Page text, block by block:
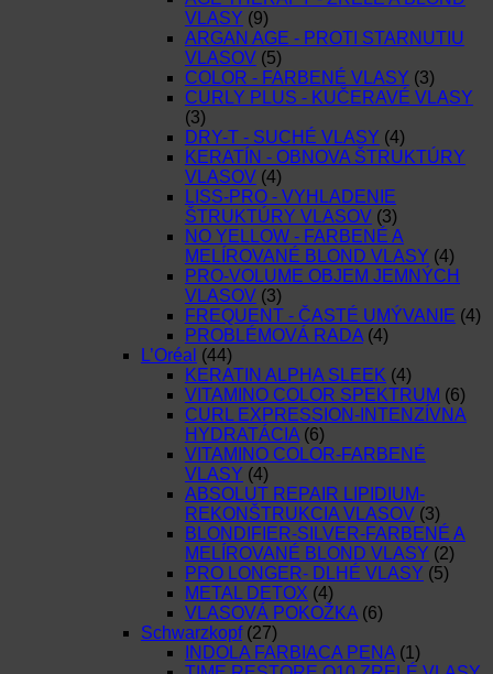
VLASY (9)
ARGAN AGE - PROTI STARNUTIU
VLASOV (5)
COLOR - FARBENÉ VLASY (3)
CURLY PLUS - KUČERAVÉ VLASY
(3)
DRY-T - SUCHÉ VLASY (4)
KERATÍN - OBNOVA ŠTRUKTÚRY
VLASOV (4)
LISS-PRO - VYHLADENIE
ŠTRUKTÚRY VLASOV (3)
NO YELLOW - FARBENÉ A
MELÍROVANÉ BLOND VLASY (4)
PRO-VOLUME OBJEM JEMNÝCH
VLASOV (3)
FREQUENT - ČASTÉ UMÝVANIE (4)
PROBLÉMOVÁ RADA (4)
L’Oréal (44)
KERATIN ALPHA SLEEK (4)
VITAMINO COLOR SPEKTRUM (6)
CURL EXPRESSION-INTENZÍVNA
HYDRATÁCIA (6)
VITAMINO COLOR-FARBENÉ
VLASY (4)
ABSOLUT REPAIR LIPIDIUM-
REKONŠTRUKCIA VLASOV (3)
BLONDIFIER-SILVER-FARBENÉ A
MELÍROVANÉ BLOND VLASY (2)
PRO LONGER- DLHÉ VLASY (5)
METAL DETOX (4)
VLASOVÁ POKOŽKA (6)
Schwarzkopf (27)
INDOLA FARBIACA PENA (1)